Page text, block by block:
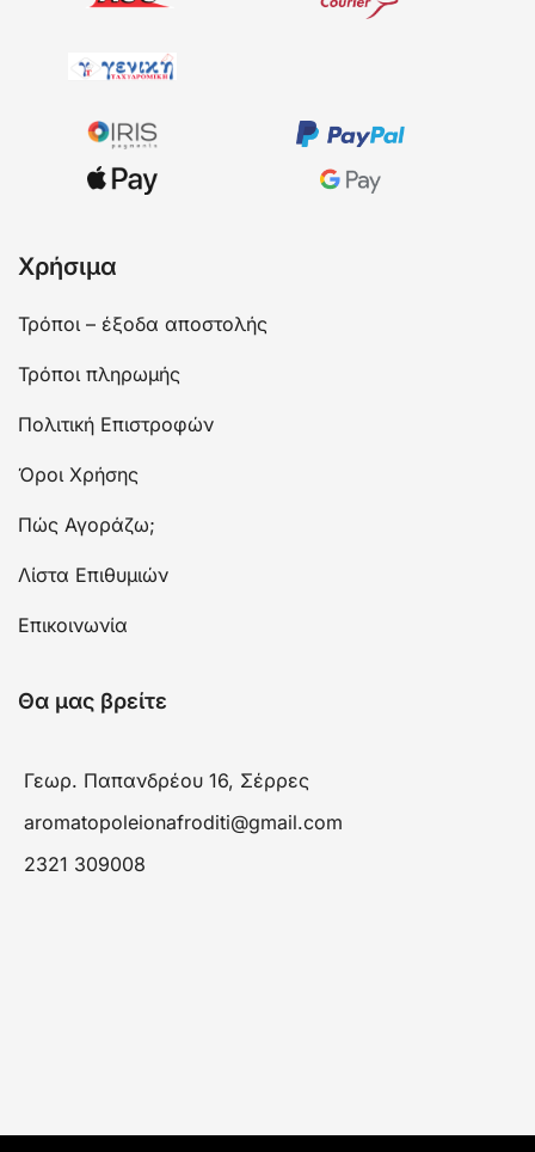
Χρήσιμα
Τρόποι – έξοδα αποστολής
Τρόποι πληρωμής
Πολιτική Επιστροφών
Όροι Χρήσης
Πώς Αγοράζω;
Λίστα Επιθυμιών
Επικοινωνία
Θα μας βρείτε
Γεωρ. Παπανδρέου 16, Σέρρες
aromatopoleionafroditi@gmail.com
2321 309008